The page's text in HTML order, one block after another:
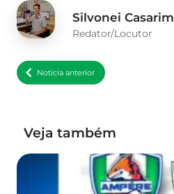
Silvonei Casarim
Redator/Locutor
Notícia anterior
Veja também